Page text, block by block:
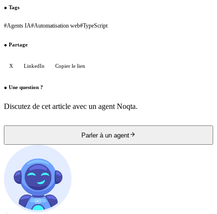
● Tags
#Agents IA#Automatisation web#TypeScript
● Partage
X LinkedIn Copier le lien
● Une question ?
Discutez de cet article avec un agent Noqta.
Parler à un agent